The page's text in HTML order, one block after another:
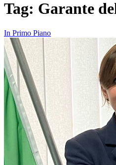
Tag: Garante
In Primo Piano